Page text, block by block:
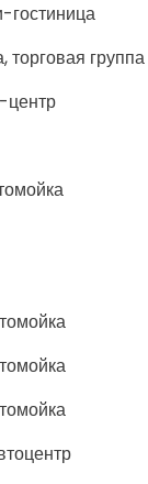
гостиница
группа
центр